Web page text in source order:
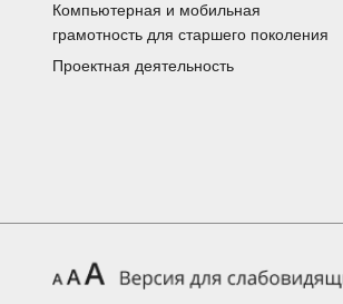
Компьютерная и мобильная
грамотность для старшего поколения
Проектная деятельность